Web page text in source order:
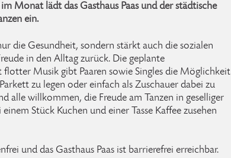
Monat lädt das Gasthaus Paas und der städtische
ein.
die Gesundheit, sondern stärkt auch die sozialen
in den Alltag zurück. Die geplante
flotter Musik gibt Paaren sowie Singles die Möglichkeit
zu legen oder einfach als Zuschauer dabei zu
alle willkommen, die Freude am Tanzen in geselliger
Stück Kuchen und einer Tasse Kaffee zusehen
und das Gasthaus Paas ist barrierefrei erreichbar.